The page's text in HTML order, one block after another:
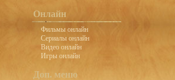
Онлайн
Фильмы онлайн
Сериалы онлайн
Видео онлайн
Игры онлайн
Доп. меню